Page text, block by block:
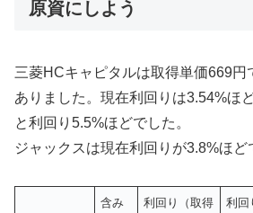
原資にしよう
三菱HCキャピタルは取得単価669円
ありました。現在利回りは3.54%ほ
と利回り5.5%ほどでした。
ジャックスは現在利回りが3.8%ほど
含み 利回り（取得 利回